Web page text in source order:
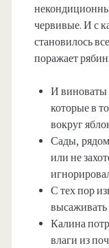
червивые. И с
становилось
поражает
И виноваты
которые в
вокруг
Сады,
или не
С тех пор
высаживать
Калина
влаги из